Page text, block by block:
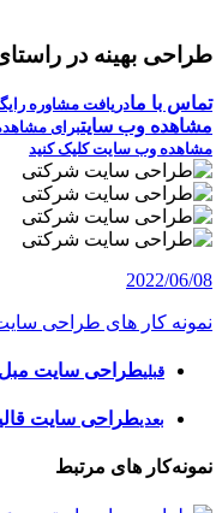
طراحی بهینه در
تماس با مادریافت مشاوره
مشاهده وب سایتبرای
مشاهده وب سایت کلیک کنید
2022/06/08
نمونه کار های طراحی
قبلیطراحی سایت مبل
بعدیطراحی سایت
نمونه‌کار های مرتبط